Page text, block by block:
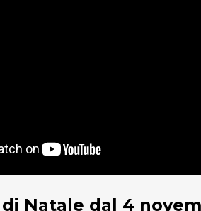
Natale dal 4